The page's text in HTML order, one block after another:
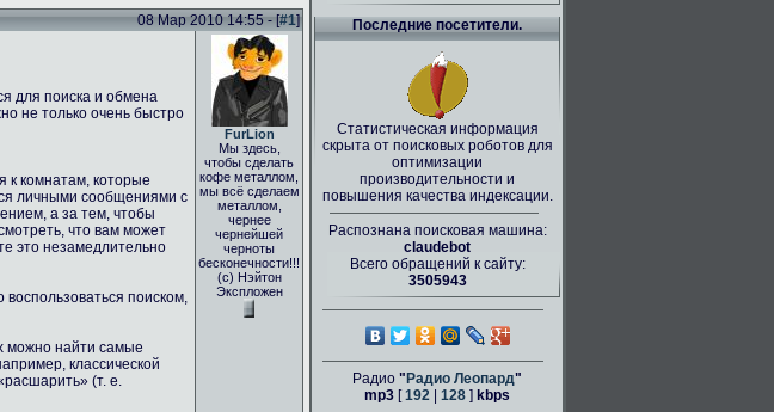
08 Мар 2010 14:55 - [#1]
для поиска и обмена
не только очень быстро
к комнатам, которые
личными сообщениями с
а за тем, чтобы
что вам может
это незамедлительно
поиском,
можно найти самые
классической
(т. е.
FurLion
Мы здесь,
чтобы сделать
кофе металлом,
мы всё сделаем
металлом,
чернее
чернейшей
черноты
бесконечности!!!
(с) Нэйтон
Экспложен
Последние посетители.
Статистическая информация
скрыта от поисковых роботов для
оптимизации
производительности и
повышения качества индексации.
Распознана поисковая машина:
claudebot
Всего обращений к сайту:
3505943
Радио " Радио Леопард"
mp3 [192 128 ] kbps